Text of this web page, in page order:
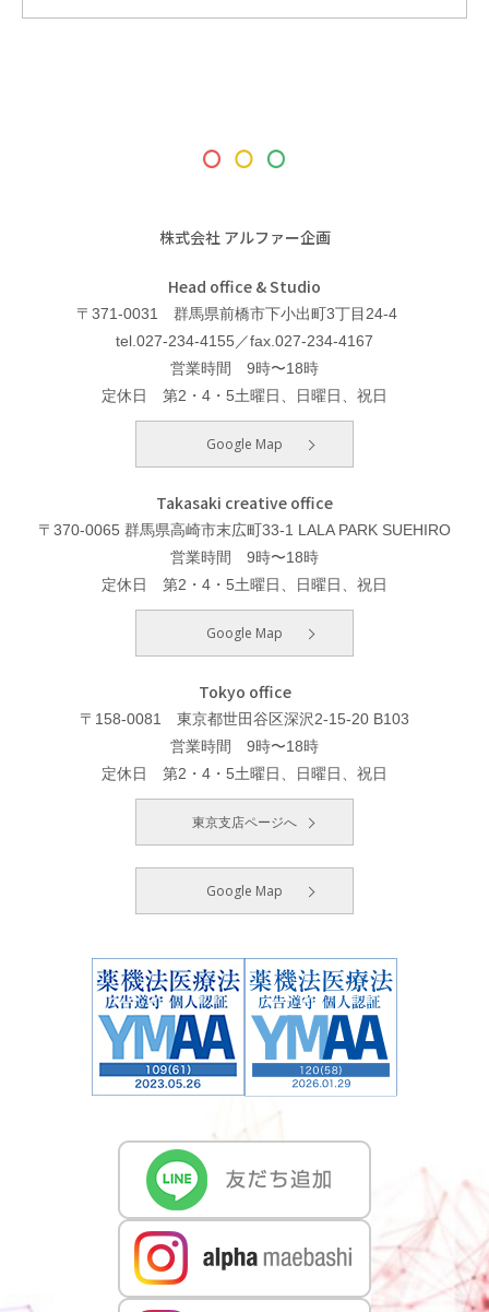
株式会社 アルファー企画
Head office & Studio
〒371-0031 群馬県前橋市下小出町3丁目24-4
tel.027-234-4155／fax.027-234-4167
営業時間 9時〜18時
定休日 第2・4・5土曜日、日曜日、祝日
Google Map
Takasaki creative office
〒370-0065 群馬県高崎市末広町33-1 LALA PARK SUEHIRO
営業時間 9時〜18時
定休日 第2・4・5土曜日、日曜日、祝日
Google Map
Tokyo office
〒158-0081 東京都世田谷区深沢2-15-20 B103
営業時間 9時〜18時
定休日 第2・4・5土曜日、日曜日、祝日
東京支店ページへ
Google Map